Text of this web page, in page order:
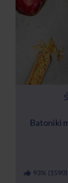
Batoniki
93% (1590)